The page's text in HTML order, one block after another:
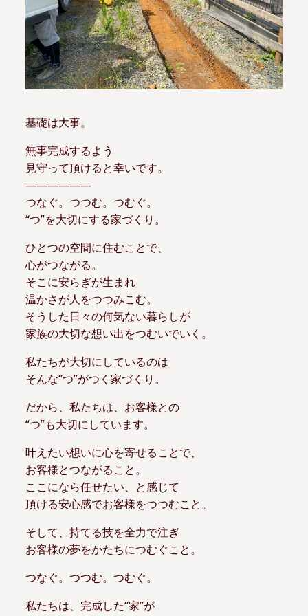
基礎は大事。
無事完成するよう
見守って頂けると幸いです。
——————
つなぐ。つつむ。つむぐ。
“つ”を大切にする家づくり。
ひとつの空間に住むことで、
心がつながる。
そこに安らぎが生まれ
温かさが人をつつみこむ。
そうした日々の何気ない暮らしが
家族の大切な想い出をつむいでいく。
私たちが大切にしているのは
そんな“つ”がつく家づくり。
だから、私たちは、お客様との
“つ”も大切にしています。
叶えたい想いに心を寄せることで、
お客様とつながること。
ここになら任せたい、と感じて
頂ける安心感でお客様をつつむこと。
そして、持てる技を全力で注ぎ
お客様の夢をかたちにつむぐこと。
つなぐ。つつむ。つむぐ。
私たちは、完成した“家”が